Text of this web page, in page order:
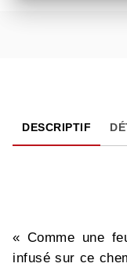
DESCRIPTIF
« Comme une
infusé sur ce